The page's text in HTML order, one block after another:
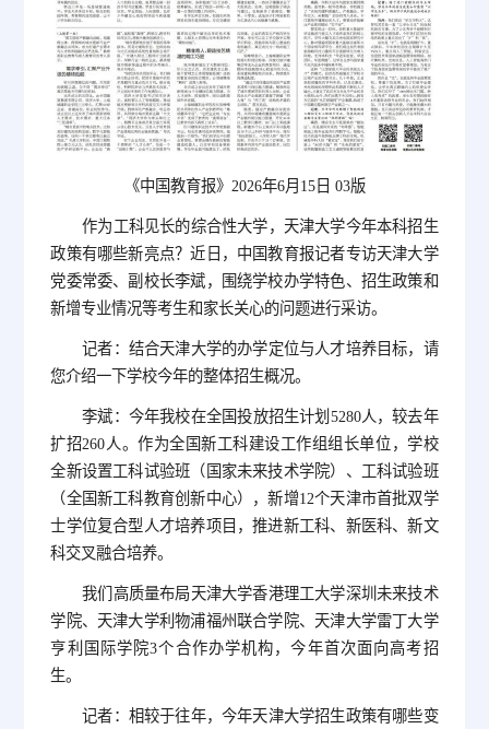
《中国教育报》2026年6月15日 03版
作为工科见长的综合性大学，天津大学今年本科招生
政策有哪些新亮点？近日，中国教育报记者专访天津大学
党委常委、副校长李斌，围绕学校办学特色、招生政策和
新增专业情况等考生和家长关心的问题进行采访。
记者：结合天津大学的办学定位与人才培养目标，请
您介绍一下学校今年的整体招生概况。
李斌：今年我校在全国投放招生计划5280人，较去年
扩招260人。作为全国新工科建设工作组组长单位，学校
全新设置工科试验班（国家未来技术学院）、工科试验班
（全国新工科教育创新中心），新增12个天津市首批双学
士学位复合型人才培养项目，推进新工科、新医科、新文
科交叉融合培养。
我们高质量布局天津大学香港理工大学深圳未来技术
学院、天津大学利物浦福州联合学院、天津大学雷丁大学
亨利国际学院3个合作办学机构，今年首次面向高考招
生。
记者：相较于往年，今年天津大学招生政策有哪些变